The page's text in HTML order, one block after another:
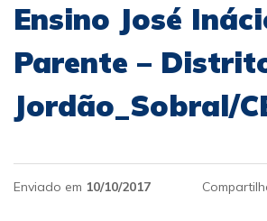
Ensino José
Parente –
Jordão_Sobral/
Enviado em 10/10/2017